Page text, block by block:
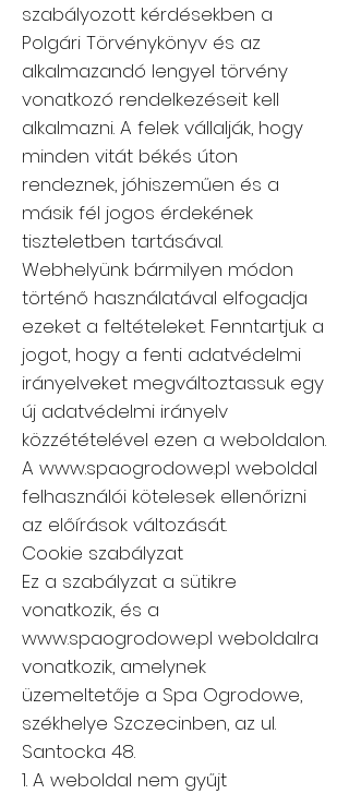
szabályozott kérdésekben a
Polgári Törvénykönyv és az
alkalmazandó lengyel törvény
vonatkozó rendelkezéseit kell
alkalmazni. A felek vállalják, hogy
minden vitát békés úton
rendeznek, jóhiszeműen és a
másik fél jogos érdekének
tiszteletben tartásával.
Webhelyünk bármilyen módon
történő használatával elfogadja
ezeket a feltételeket. Fenntartjuk a
jogot, hogy a fenti adatvédelmi
irányelveket megváltoztassuk egy
új adatvédelmi irányelv
közzétételével ezen a weboldalon.
A www.spaogrodowe.pl weboldal
felhasználói kötelesek ellenőrizni
az előírások változását.
Cookie szabályzat
Ez a szabályzat a sütikre
vonatkozik, és a
www.spaogrodowe.pl weboldalra
vonatkozik, amelynek
üzemeltetője a Spa Ogrodowe,
székhelye Szczecinben, az ul.
Santocka 48.
1. A weboldal nem gyűjt